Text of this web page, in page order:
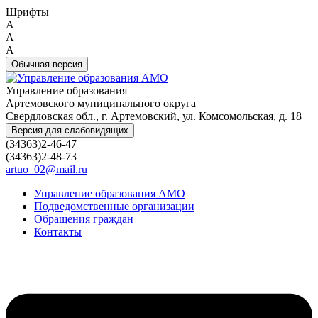
Шрифты
A
A
A
Обычная версия
Управление образования
Артемовского муниципального округа
Свердловская обл., г. Артемовский, ул. Комсомольская, д. 18
Версия для слабовидящих
(34363)2-46-47
(34363)2-48-73
artuo_02@mail.ru
Управление образования АМО
Подведомственные организации
Обращения граждан
Контакты